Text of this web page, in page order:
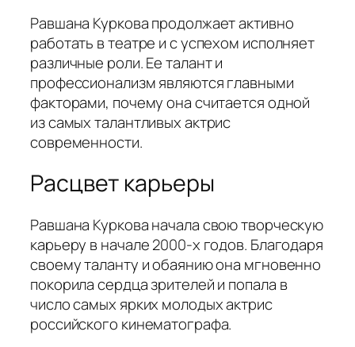
Равшана Куркова продолжает активно
работать в театре и с успехом исполняет
различные роли. Ее талант и
профессионализм являются главными
факторами, почему она считается одной
из самых талантливых актрис
современности.
Расцвет карьеры
Равшана Куркова начала свою творческую
карьеру в начале 2000-х годов. Благодаря
своему таланту и обаянию она мгновенно
покорила сердца зрителей и попала в
число самых ярких молодых актрис
российского кинематографа.